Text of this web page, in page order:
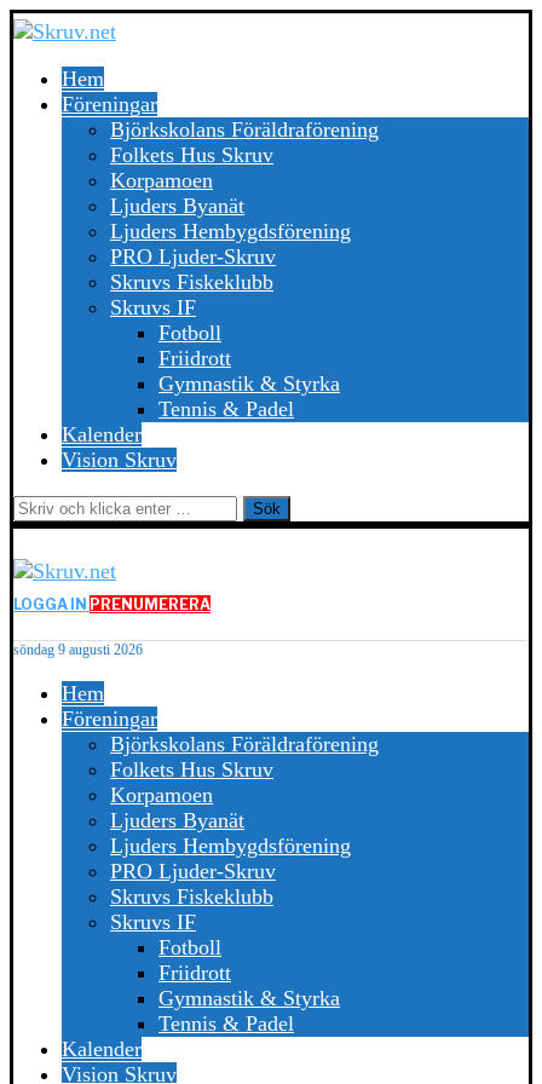
Hem
Föreningar
Björkskolans Föräldraförening
Folkets Hus Skruv
Korpamoen
Ljuders Byanät
Ljuders Hembygdsförening
PRO Ljuder-Skruv
Skruvs Fiskeklubb
Skruvs IF
Fotboll
Friidrott
Gymnastik & Styrka
Tennis & Padel
Kalender
Vision Skruv
Sök
LOGGA IN PRENUMERERA
söndag 9 augusti 2026
Hem
Föreningar
Björkskolans Föräldraförening
Folkets Hus Skruv
Korpamoen
Ljuders Byanät
Ljuders Hembygdsförening
PRO Ljuder-Skruv
Skruvs Fiskeklubb
Skruvs IF
Fotboll
Friidrott
Gymnastik & Styrka
Tennis & Padel
Kalender
Vision Skruv